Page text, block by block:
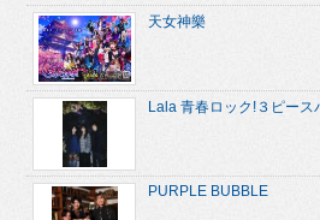
天女神樂
Lala 青春ロック!３ピース
PURPLE BUBBLE